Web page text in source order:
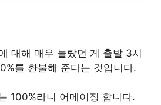
대해 매우 놀랐던 게 출발 3시
를 환불해 준다는 것입니다.
100%라니 어메이징 합니다.